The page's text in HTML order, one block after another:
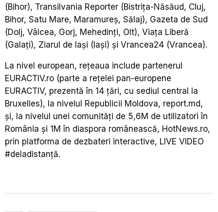
(Bihor), Transilvania Reporter (Bistrița-Năsăud, Cluj,
Bihor, Satu Mare, Maramureș, Sălaj), Gazeta de Sud
(Dolj, Vâlcea, Gorj, Mehedinți, Olt), Viața Liberă
(Galați), Ziarul de Iași (Iași) și Vrancea24 (Vrancea).
La nivel european, rețeaua include partenerul
EURACTIV.ro (parte a rețelei pan-europene
EURACTIV, prezentă în 14 țări, cu sediul central la
Bruxelles), la nivelul Republicii Moldova, report.md,
și, la nivelul unei comunități de 5,6M de utilizatori în
România și 1M în diaspora românească, HotNews.ro,
prin platforma de dezbateri interactive, LIVE VIDEO
#deladistanță.